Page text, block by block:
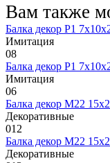
Вам также
Балка декор Р1
Имитация
08
Балка декор Р1
Имитация
06
Балка декор М22
Декоративные
012
Балка декор М22
Декоративные